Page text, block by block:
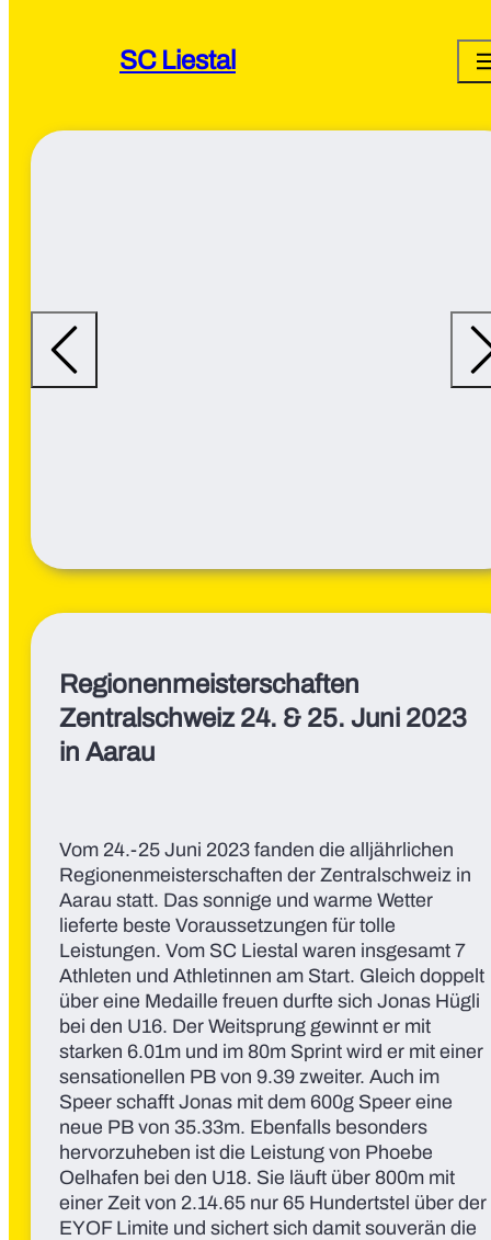
SC Liestal
Regionenmeisterschaften
Zentralschweiz 24. & 25. Juni 2023
in Aarau
Vom 24.-25 Juni 2023 fanden die alljährlichen
Regionenmeisterschaften der Zentralschweiz in
Aarau statt. Das sonnige und warme Wetter
lieferte beste Voraussetzungen für tolle
Leistungen. Vom SC Liestal waren insgesamt 7
Athleten und Athletinnen am Start. Gleich doppelt
über eine Medaille freuen durfte sich Jonas Hügli
bei den U16. Der Weitsprung gewinnt er mit
starken 6.01m und im 80m Sprint wird er mit einer
sensationellen PB von 9.39 zweiter. Auch im
Speer schafft Jonas mit dem 600g Speer eine
neue PB von 35.33m. Ebenfalls besonders
hervorzuheben ist die Leistung von Phoebe
Oelhafen bei den U18. Sie läuft über 800m mit
einer Zeit von 2.14.65 nur 65 Hundertstel über der
EYOF Limite und sichert sich damit souverän die